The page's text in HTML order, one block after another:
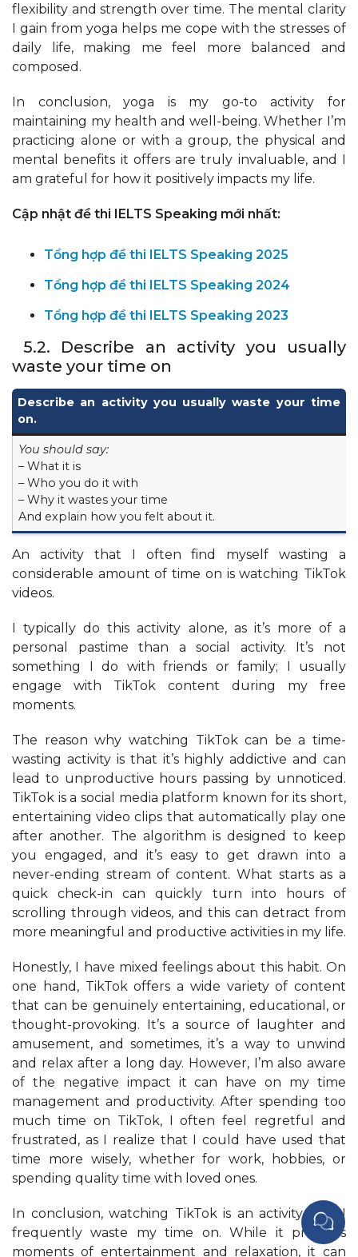
flexibility and strength over time. The mental clarity
I gain from yoga helps me cope with the stresses of
daily life, making me feel more balanced and
composed.
In conclusion, yoga is my go-to activity for
maintaining my health and well-being. Whether I’m
practicing alone or with a group, the physical and
mental benefits it offers are truly invaluable, and I
am grateful for how it positively impacts my life.
Cập nhật đề thi IELTS Speaking mới nhất:
Tổng hợp đề thi IELTS Speaking 2025
Tổng hợp đề thi IELTS Speaking 2024
Tổng hợp đề thi IELTS Speaking 2023
5.2. Describe an activity you usually
waste your time on
Describe an activity you usually waste your time
on.
You should say:
– What it is
– Who you do it with
– Why it wastes your time
And explain how you felt about it.
An activity that I often find myself wasting a
considerable amount of time on is watching TikTok
videos.
I typically do this activity alone, as it’s more of a
personal pastime than a social activity. It’s not
something I do with friends or family; I usually
engage with TikTok content during my free
moments.
The reason why watching TikTok can be a time-
wasting activity is that it’s highly addictive and can
lead to unproductive hours passing by unnoticed.
TikTok is a social media platform known for its short,
entertaining video clips that automatically play one
after another. The algorithm is designed to keep
you engaged, and it’s easy to get drawn into a
never-ending stream of content. What starts as a
quick check-in can quickly turn into hours of
scrolling through videos, and this can detract from
more meaningful and productive activities in my life.
Honestly, I have mixed feelings about this habit. On
one hand, TikTok offers a wide variety of content
that can be genuinely entertaining, educational, or
thought-provoking. It’s a source of laughter and
amusement, and sometimes, it’s a way to unwind
and relax after a long day. However, I’m also aware
of the negative impact it can have on my time
management and productivity. After spending too
much time on TikTok, I often feel regretful and
frustrated, as I realize that I could have used that
time more wisely, whether for work, hobbies, or
spending quality time with loved ones.
In conclusion, watching TikTok is an activity that I
frequently waste my time on. While it provides
moments of entertainment and relaxation, it can